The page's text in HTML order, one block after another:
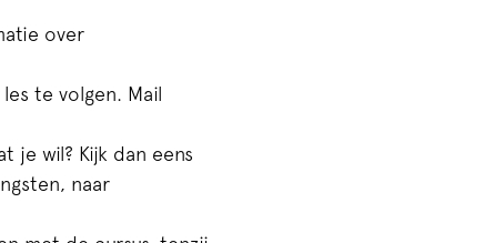
over
te volgen. Mail
je wil? Kijk dan eens
naar